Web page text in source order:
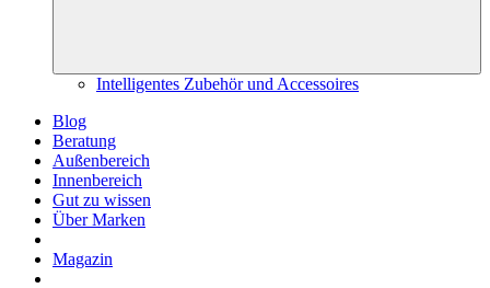
Intelligentes Zubehör und Accessoires
Blog
Beratung
Außenbereich
Innenbereich
Gut zu wissen
Über Marken
Magazin